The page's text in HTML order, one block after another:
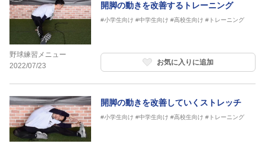
野球練習メニュー
2022/07/23
開脚の動きを改善するトレーニング
#小学生向け #中学生向け #高校生向け #トレーニング
お気に入りに追加
開脚の動きを改善していくストレッチ
#小学生向け #中学生向け #高校生向け #トレーニング